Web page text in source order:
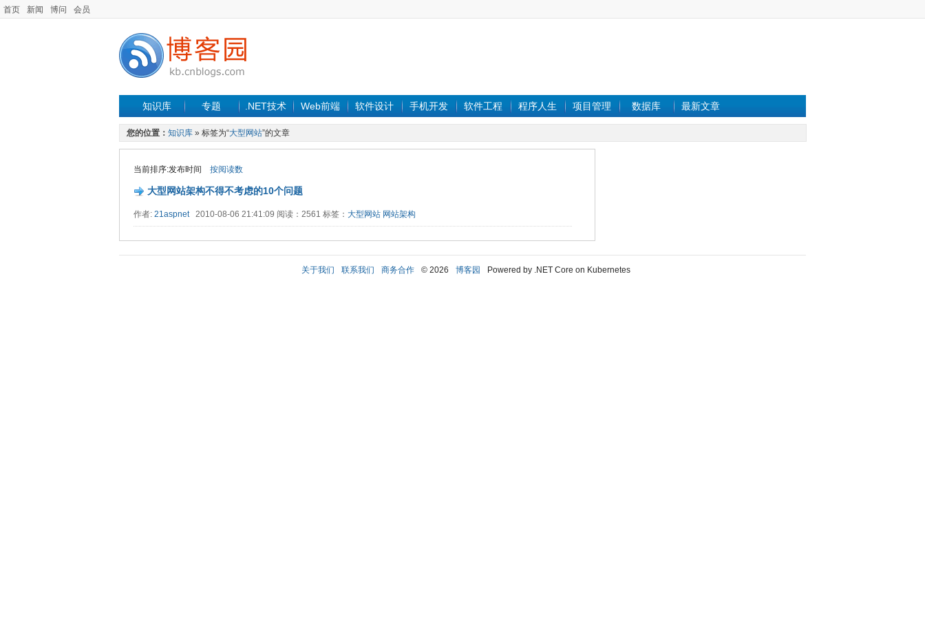
首页 新闻 博问 会员
知识库 专题 .NET技术 Web前端 软件设计 手机开发 软件工程 程序人生 项目管理 数据库 最新文章
您的位置： 知识库 » 标签为“大型网站”的文章
当前排序:发布时间 按阅读数
大型网站架构不得不考虑的10个问题
作者: 21aspnet2010-08-06 21:41:09 阅读：2561 标签： 大型网站 网站架构
关于我们 联系我们 商务合作 © 2026 博客园 Powered by .NET Core on Kubernetes